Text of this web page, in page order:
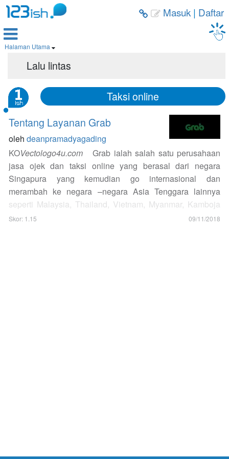
  Masuk| Daftar

Halaman Utama 
Lalu lintas
Taksi online
Tentang Layanan Grab
oleh deanpramadyagading
KOVectologo4u.com Grab ialah salah satu perusahaan
jasa ojek dan taksi online yang berasal dari negara
Singapura yang kemudian go internasional dan
merambah ke negara –negara Asia Tenggara lainnya
seperti Malaysia, Thailand, Vietnam, Myanmar, Kamboja
dan Indonesia. Grab memiliki lambang hijau untuk
Skor: 1.15 09/11/2018